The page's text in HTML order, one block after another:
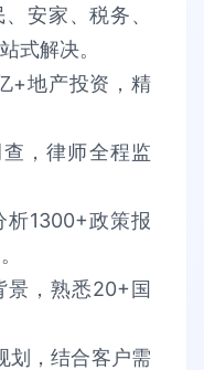
安家、税务、
式解决​​。​​
+​​地产投资，精
，律师全程监
​​1300+政策报
，熟悉​​20+国
，结合客户需